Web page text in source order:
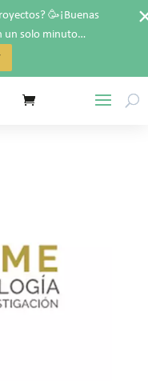
🥳¡Buenas
un solo minuto…